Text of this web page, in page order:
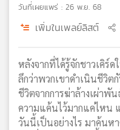
เครือ
ข่าย
วันที่เผยแพร่ : 26 พ.ย. 68
เพิ่มในเพลย์ลิสต์
หลังจากที่ได้รู้จักชาวเคิร์
ลึกว่าพวกเขาดำเนินชีวิต
ชีวิตจากการฆ่าล้างเผ่าพัน
ความแค้นไว้มากแค่ไหน
วันนี้เป็นอย่างไร มาค้นห